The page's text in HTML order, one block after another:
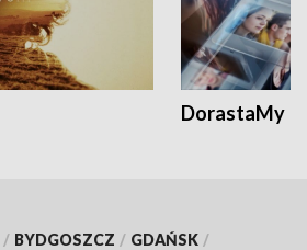
DorastaMy
/ BYDGOSZCZ / GDAŃSK /